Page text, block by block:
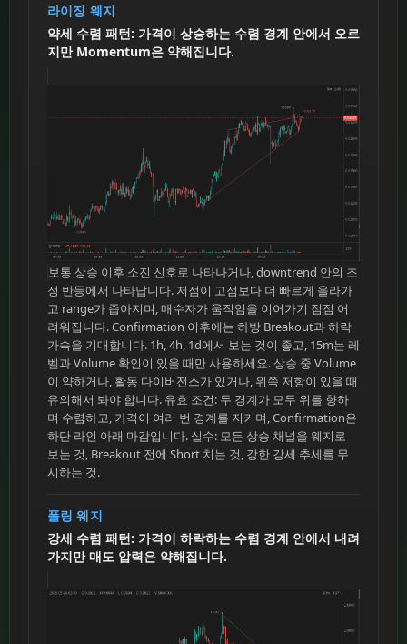
라이징 웨지
약세 수렴 패턴: 가격이 상승하는 수렴 경계 안에서 오르
지만 Momentum은 약해집니다.
보통 상승 이후 소진 신호로 나타나거나, downtrend 안의 조
정 반등에서 나타납니다. 저점이 고점보다 더 빠르게 올라가
고 range가 좁아지며, 매수자가 움직임을 이어가기 점점 어
려워집니다. Confirmation 이후에는 하방 Breakout과 하락
가속을 기대합니다. 1h, 4h, 1d에서 보는 것이 좋고, 15m는 레
벨과 Volume 확인이 있을 때만 사용하세요. 상승 중 Volume
이 약하거나, 활동 다이버전스가 있거나, 위쪽 저항이 있을 때
유의해서 봐야 합니다. 유효 조건: 두 경계가 모두 위를 향하
며 수렴하고, 가격이 여러 번 경계를 지키며, Confirmation은
하단 라인 아래 마감입니다. 실수: 모든 상승 채널을 웨지로
보는 것, Breakout 전에 Short 치는 것, 강한 강세 추세를 무
시하는 것.
폴링 웨지
강세 수렴 패턴: 가격이 하락하는 수렴 경계 안에서 내려
가지만 매도 압력은 약해집니다.